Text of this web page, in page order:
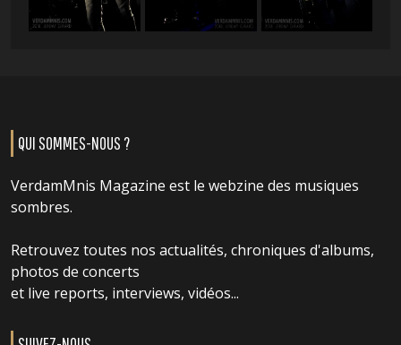
QUI SOMMES-NOUS ?
VerdamMnis Magazine est le webzine des musiques
sombres.
Retrouvez toutes nos actualités, chroniques d'albums,
photos de concerts
et live reports, interviews, vidéos...